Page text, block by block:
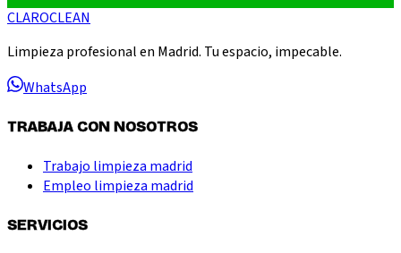
CLAROCLEAN
Limpieza profesional en Madrid. Tu espacio, impecable.
WhatsApp
TRABAJA CON NOSOTROS
Trabajo limpieza madrid
Empleo limpieza madrid
SERVICIOS